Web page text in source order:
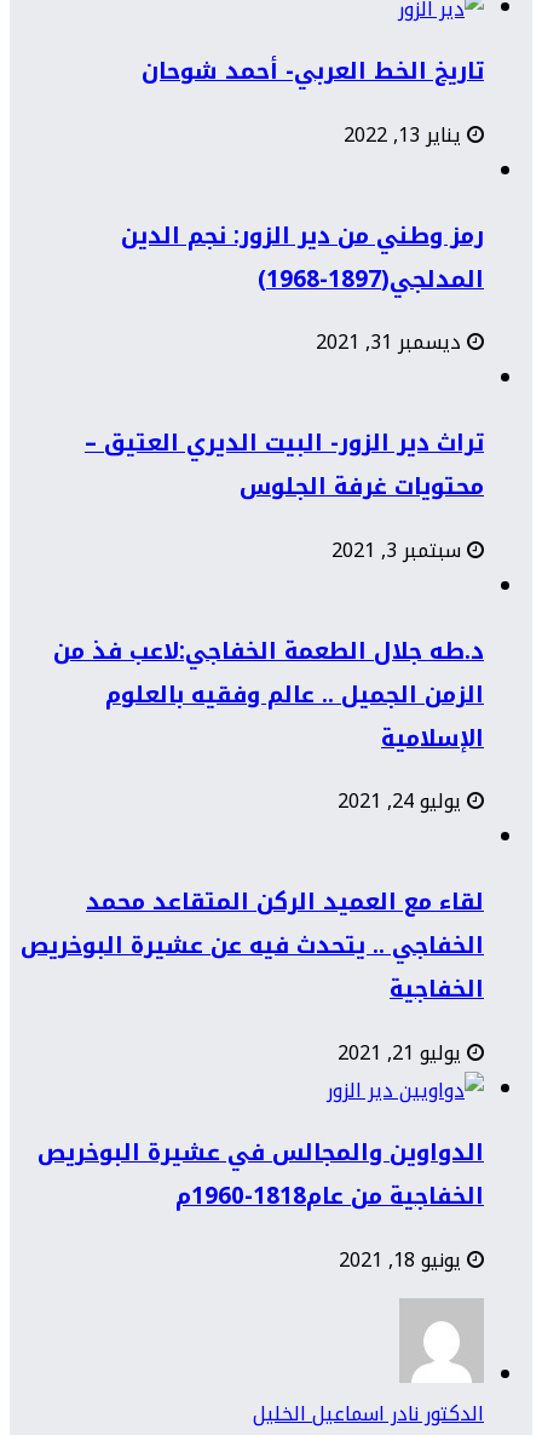
تاريخ الخط العربي- أحمد شوحان
يناير 13, 2022
رمز وطني من دير الزور: نجم الدين
المدلجي(1897-1968)
ديسمبر 31, 2021
تراث دير الزور- البيت الديري العتيق –
محتويات غرفة الجلوس
سبتمبر 3, 2021
د.طه جلال الطعمة الخفاجي:لاعب فذ من
الزمن الجميل .. عالم وفقيه بالعلوم
الإسلامية
يوليو 24, 2021
لقاء مع العميد الركن المتقاعد محمد
الخفاجي .. يتحدث فيه عن عشيرة البوخريص
الخفاجية
يوليو 21, 2021
الدواوين والمجالس في عشيرة البوخريص
الخفاجية من عام1818-1960م
يونيو 18, 2021
الدكتور نادر اسماعيل الخليل